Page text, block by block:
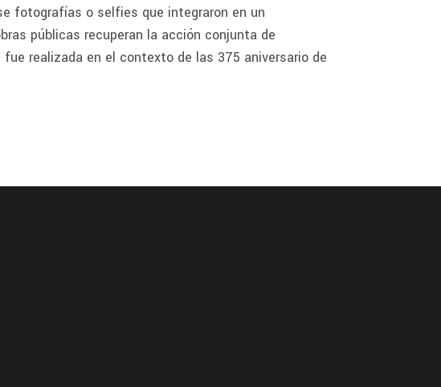
fotografías o selfies que integraron en un
públicas recuperan la acción conjunta de
realizada en el contexto de las 375 aniversario de